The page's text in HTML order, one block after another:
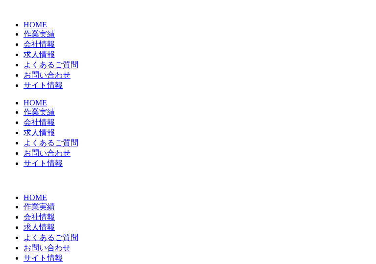
HOME
作業実績
会社情報
求人情報
よくあるご質問
お問い合わせ
サイト情報
HOME
作業実績
会社情報
求人情報
よくあるご質問
お問い合わせ
サイト情報
HOME
作業実績
会社情報
求人情報
よくあるご質問
お問い合わせ
サイト情報